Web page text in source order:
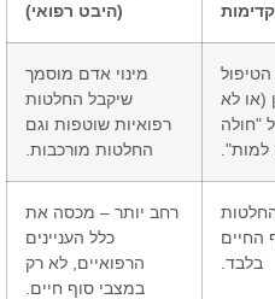
(היבט רפואי)
(או לא
"חולה
למות".
מינוי אדם מוסמך
שיקבל החלטות
רפואיות שוטפות וגם
החלטות מורכבות.
החיים
בלבד.
רחב יותר – מכסה את
כלל העניינים
הרפואיים, לא רק
במצבי סוף חיים.